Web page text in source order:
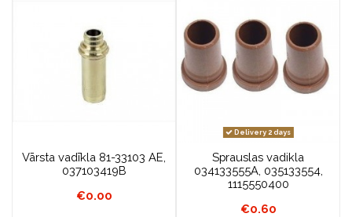
Vārsta vadīkla 81-33103 AE,
037103419B
€0.00
Delivery 2 days
Sprauslas vadikla
034133555A, 035133554,
1115550400
€0.60